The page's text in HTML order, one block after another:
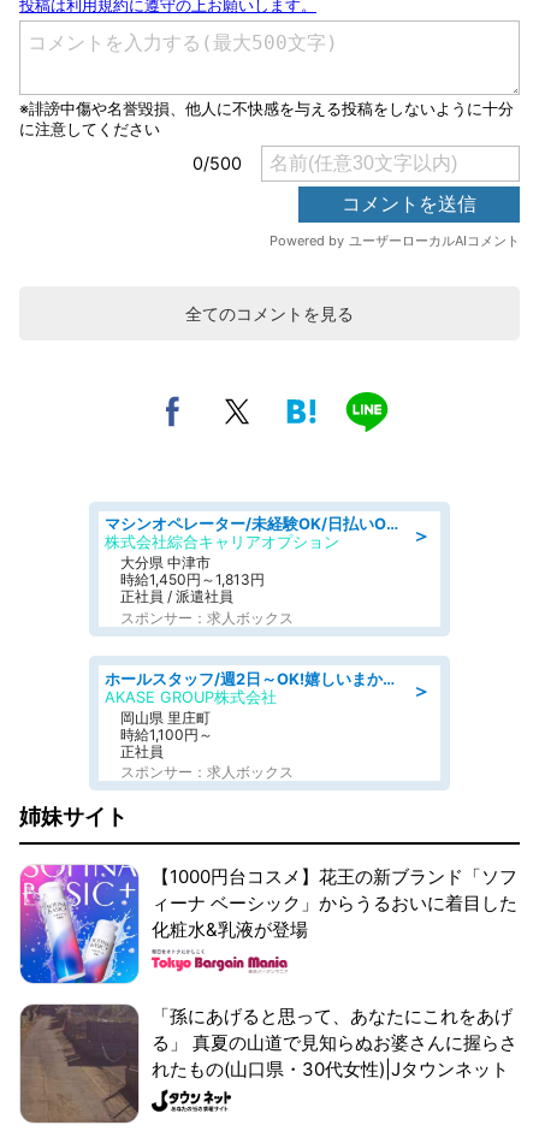
全てのコメントを見る
＞
マシンオペレーター/未経験OK/日払いOK/交替制/20・30・40代活躍中/製造 工場
株式会社綜合キャリアオプション
大分県 中津市
時給1,450円～1,813円
正社員 / 派遣社員
スポンサー：求人ボックス
＞
ホールスタッフ/週2日～OK!嬉しいまかない付き/岡山県/浅口郡里庄町
AKASE GROUP株式会社
岡山県 里庄町
時給1,100円～
正社員
スポンサー：求人ボックス
姉妹サイト
【1000円台コスメ】花王の新ブランド「ソフ
ィーナ ベーシック」からうるおいに着目した
化粧水&乳液が登場
「孫にあげると思って、あなたにこれをあげ
る」 真夏の山道で見知らぬお婆さんに握らさ
れたもの(山口県・30代女性)|Jタウンネット